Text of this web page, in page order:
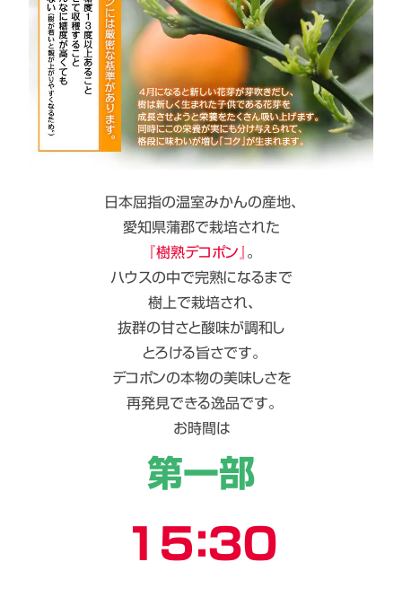
日本屈指の温室みかんの産地、
愛知県蒲郡で栽培された
『樹熟デコポン』 。
ハウスの中で完熟になるまで
樹上で栽培され、
抜群の甘さと酸味が調和し
とろける旨さです。
デコポンの本物の美味しさを
再発見できる逸品です。
お時間は
第一部
１５：３０